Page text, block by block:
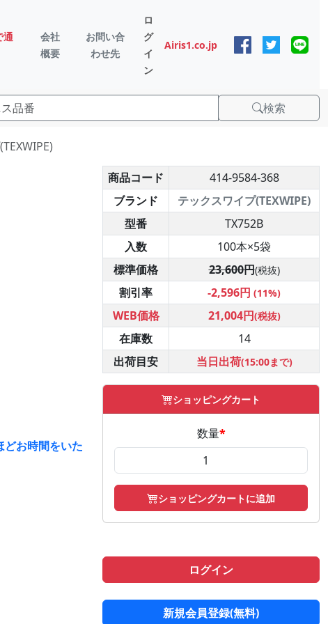
通
会社
概要
お問い合
わせ先
ロ
グ
イ
ン
Airis1.co.jp
検索
お時間をいた
商品コード
414-9584-368
ブランド
テックスワイプ(TEXWIPE)
型番
TX752B
入数
100本×5袋
標準価格
23,600円(税抜)
割引率 -2,596円 (11%)
WEB価格 21,004円(税抜)
在庫数
14
出荷目安
当日出荷(15:00まで)
ショッピングカート
数量*
ショッピングカートに追加
ログイン
新規会員登録(無料)